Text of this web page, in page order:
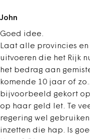
John
Goed idee.
Laat alle provincies
uitvoeren die het Rijk
het bedrag aan
komende 10 jaar of
bijvoorbeeld gekort
op haar geld let. Te
regering wel
inzetten die hap. Is